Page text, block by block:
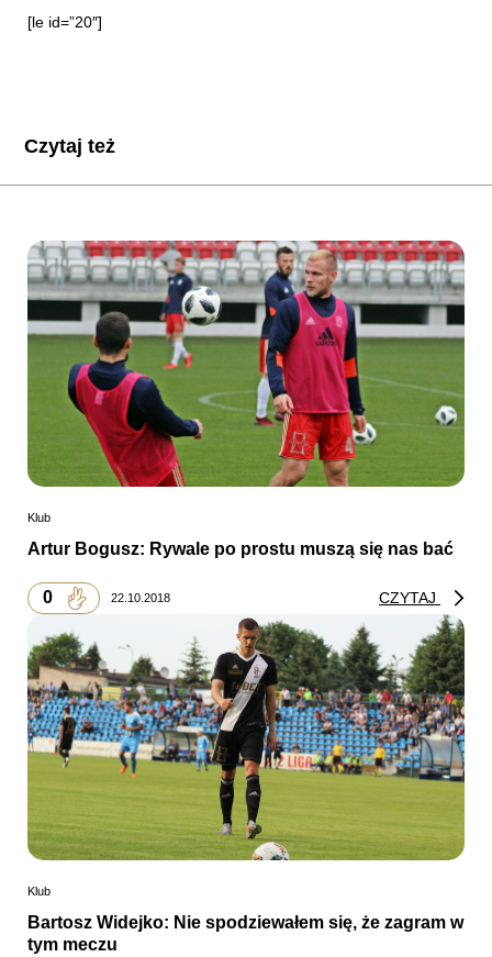
[le id=”20″]
Czytaj też
Klub
Artur Bogusz: Rywale po prostu muszą się nas bać
0 22.10.2018 CZYTAJ
Klub
Bartosz Widejko: Nie spodziewałem się, że zagram w
tym meczu